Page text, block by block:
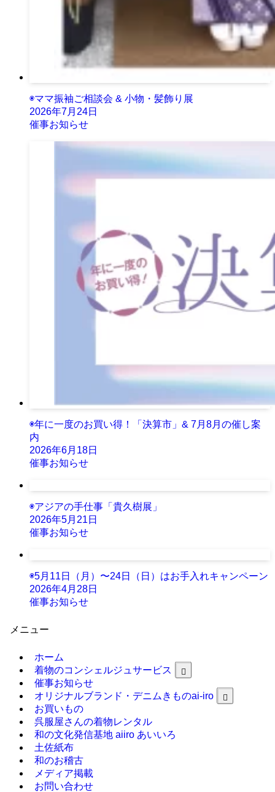
◉ママ振袖ご相談会 & 小物・髪飾り展
2026年7月24日
催事お知らせ
◉年に一度のお買い得！「決算市」& 7月8月の催し案
内
2026年6月18日
催事お知らせ
◉アジアの手仕事「貴久樹展」
2026年5月21日
催事お知らせ
◉5月11日（月）〜24日（日）はお手入れキャンペーン
2026年4月28日
催事お知らせ
メニュー
ホーム
着物のコンシェルジュサービス
催事お知らせ
オリジナルブランド・デニムきものai-iro
お買いもの
呉服屋さんの着物レンタル
和の文化発信基地 aiiro あいいろ
土佐紙布
和のお稽古
メディア掲載
お問い合わせ